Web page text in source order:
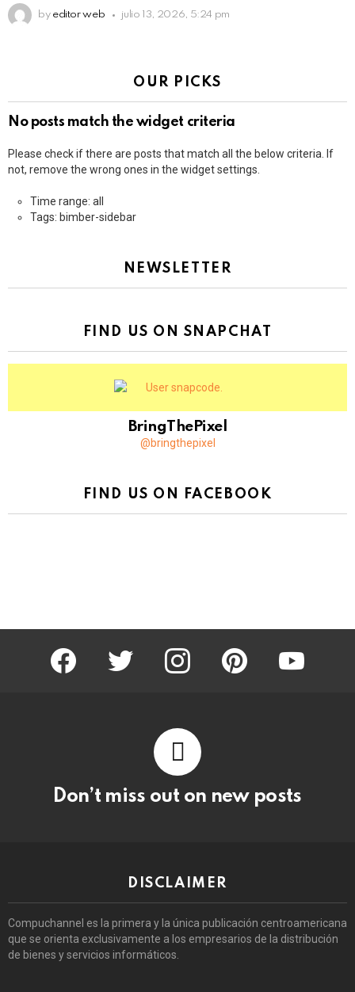
by editor web julio 13, 2026, 5:24 pm
OUR PICKS
No posts match the widget criteria
Please check if there are posts that match all the below criteria. If
not, remove the wrong ones in the widget settings.
Time range: all
Tags: bimber-sidebar
NEWSLETTER
FIND US ON SNAPCHAT
BringThePixel
@bringthepixel
FIND US ON FACEBOOK
facebook twitter instagram pinterest youtube
Don’t miss out on new posts
DISCLAIMER
Compuchannel es la primera y la única publicación centroamericana
que se orienta exclusivamente a los empresarios de la distribución
de bienes y servicios informáticos.